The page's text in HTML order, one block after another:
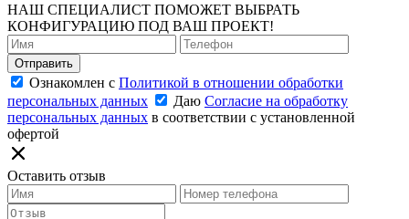
НАШ СПЕЦИАЛИСТ ПОМОЖЕТ ВЫБРАТЬ
КОНФИГУРАЦИЮ ПОД ВАШ ПРОЕКТ!
Отправить
Ознакомлен с Политикой в отношении обработки
персональных данных
Даю Согласие на обработку
персональных данных в соответствии с установленной
офертой
Оставить отзыв